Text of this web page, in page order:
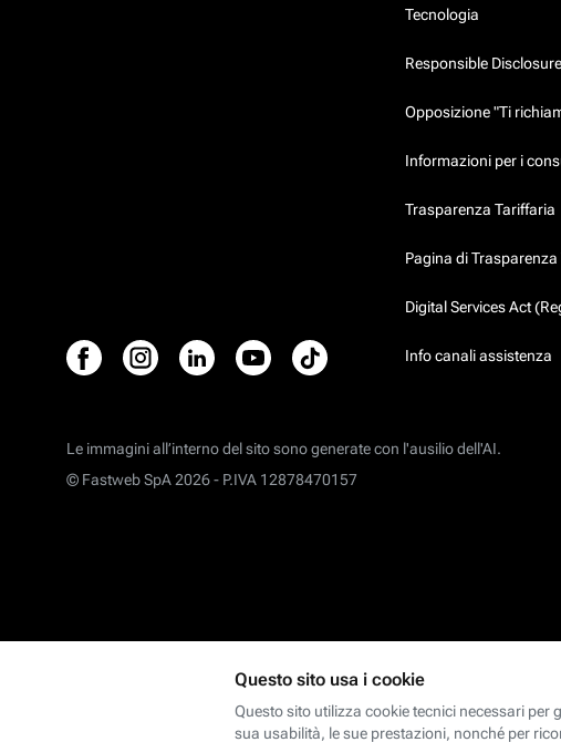
Tecnologia
Responsible Disclosure
Opposizione "Ti
Informazioni per i
Trasparenza Tariffaria
Pagina di Trasparenza
Digital Services Act
Info canali assistenza
Le immagini all’interno del sito sono generate con l'ausilio dell'AI.
© Fastweb SpA 2026 - P.IVA 12878470157